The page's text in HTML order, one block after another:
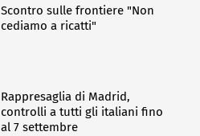
Scontro sulle frontiere "Non
cediamo a ricatti"
Rappresaglia di Madrid,
controlli a tutti gli italiani fino
al 7 settembre